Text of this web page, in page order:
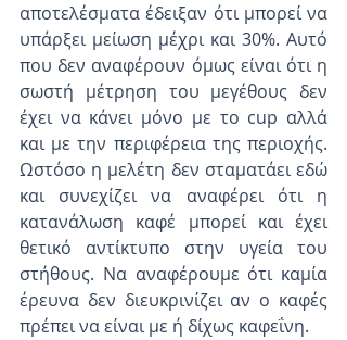
αποτελέσματα έδειξαν ότι μπορεί να
υπάρξει μείωση μέχρι και 30%. Αυτό
που δεν αναφέρουν όμως είναι ότι η
σωστή μέτρηση του μεγέθους δεν
έχει να κάνει μόνο με το cup αλλά
και με την περιφέρεια της περιοχής.
Ωστόσο η μελέτη δεν σταματάει εδώ
και συνεχίζει να αναφέρει ότι η
κατανάλωση καφέ μπορεί και έχει
θετικό αντίκτυπο στην υγεία του
στήθους. Να αναφέρουμε ότι καμία
έρευνα δεν διευκρινίζει αν ο καφές
πρέπει να είναι με ή δίχως καφεΐνη.